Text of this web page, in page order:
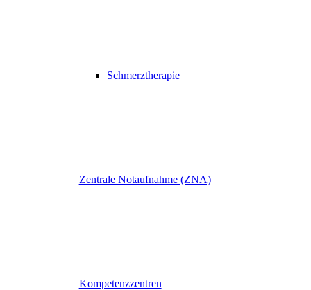
Schmerztherapie
Zentrale Notaufnahme (ZNA)
Kompetenzzentren